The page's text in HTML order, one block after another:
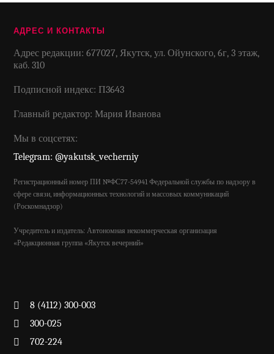
АДРЕС И КОНТАКТЫ
Адрес редакции: 677027, Якутск, ул. Ойунского, 6г, 3 этаж,
каб. 310
Подписной индекс: П3643
Главный редактор: Мария Иванова
Мы в соцсетях:
Telegram: @yakutsk_vecherniy
Регистрационный номер ПИ №ФС77-54941 Федеральной службы по надзору в
сфере связи, информационных технологий и массовых коммуникаций
(Роскомнадзор)
Учредитель и издатель: Автономная некоммерческая организация
«Редакционная группа «Якутск вечерний»
8 (4112) 300-003
300-025
702-224